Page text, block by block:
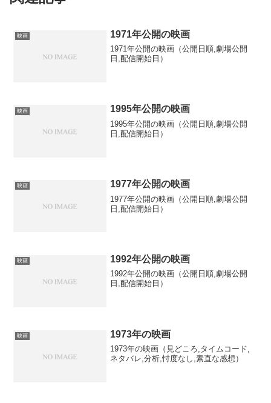
映画 1971年公開の映画
1971年公開の映画（公開日順,劇場公開
日,配信開始日）
映画 1995年公開の映画
1995年公開の映画（公開日順,劇場公開
日,配信開始日）
映画 1977年公開の映画
1977年公開の映画（公開日順,劇場公開
日,配信開始日）
映画 1992年公開の映画
1992年公開の映画（公開日順,劇場公開
日,配信開始日）
映画 1973年の映画
1973年の映画（見どころ,タイムコード,
ネタバレ,分析,忖度なし,素直な感想）